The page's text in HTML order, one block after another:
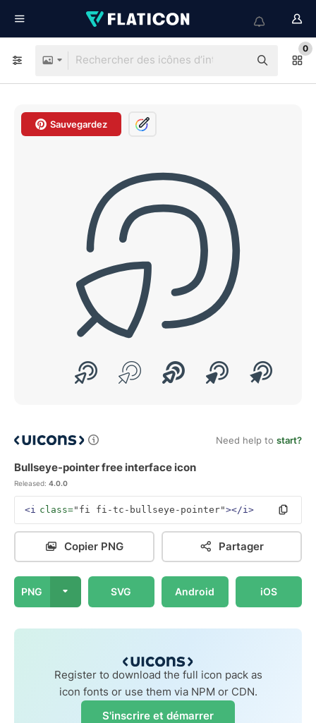
0
Sauvegardez
Need help to start?
Bullseye-pointer free interface icon
Released: 4.0.0
<i class="fi fi-tc-bullseye-pointer"></i>
Copier PNG Partager
PNG SVG Android iOS
Register to download the full icon pack as
icon fonts or use them via NPM or CDN.
S'inscrire et démarrer